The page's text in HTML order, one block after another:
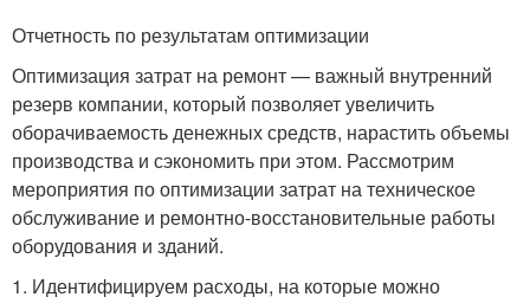
Отчетность по результатам оптимизации
Оптимизация затрат на ремонт — важный внутренний
резерв компании, который позволяет увеличить
оборачиваемость денежных средств, нарастить объемы
производства и сэкономить при этом. Рассмотрим
мероприятия по оптимизации затрат на техническое
обслуживание и ремонтно-восстановительные работы
оборудования и зданий.
1. Идентифицируем расходы, на которые можно